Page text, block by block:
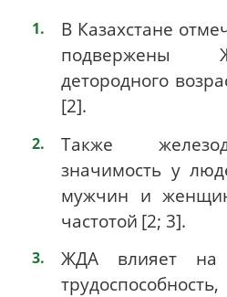
В Казахстане
подвержены
детородного
[2].
Также
значимость у
мужчин и
частотой [2; 3].
ЖДА влияет на